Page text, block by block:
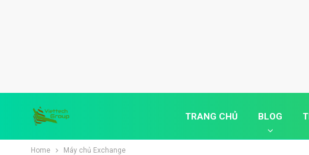
TRANG CHỦ BLOG
Home Máy chủ Exchange